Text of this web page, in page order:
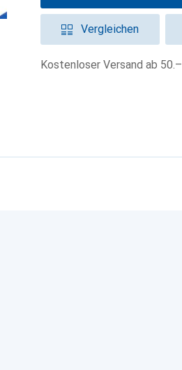
Vergleichen
Kostenloser Versand ab 50.–